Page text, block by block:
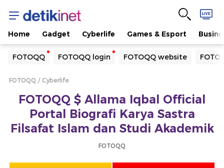
Home Gadget Cyberlife Games & Esport
FOTOQQ FOTOQQ login FOTOQQ website
Yang sedang ramai dicari
Loading...
Loading...
FOTOQQ Cyberlife
FOTOQQ $ Allama Iqbal Official
Portal Biografi Karya Sastra
Filsafat Islam dan Studi Akademik
FOTOQQ